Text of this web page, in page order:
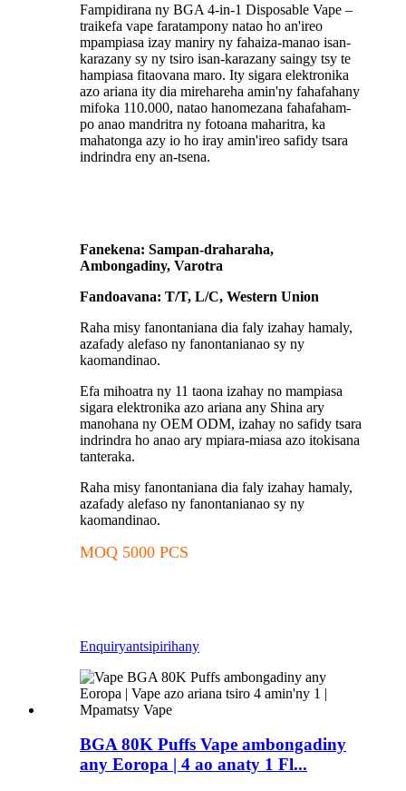
Fampidirana ny BGA 4-in-1 Disposable Vape –
traikefa vape faratampony natao ho an'ireo
mpampiasa izay maniry ny fahaiza-manao isan-
karazany sy ny tsiro isan-karazany saingy tsy te
hampiasa fitaovana maro. Ity sigara elektronika
azo ariana ity dia mirehareha amin'ny fahafahany
mifoka 110.000, natao hanomezana fahafaham-
po anao mandritra ny fotoana maharitra, ka
mahatonga azy io ho iray amin'ireo safidy tsara
indrindra eny an-tsena.
Fanekena: Sampan-draharaha,
Ambongadiny, Varotra
Fandoavana: T/T, L/C, Western Union
Raha misy fanontaniana dia faly izahay hamaly,
azafady alefaso ny fanontanianao sy ny
kaomandinao.
Efa mihoatra ny 11 taona izahay no mampiasa
sigara elektronika azo ariana any Shina ary
manohana ny OEM ODM, izahay no safidy tsara
indrindra ho anao ary mpiara-miasa azo itokisana
tanteraka.
Raha misy fanontaniana dia faly izahay hamaly,
azafady alefaso ny fanontanianao sy ny
kaomandinao.
MOQ 5000 PCS
Enquiryantsipirihany
BGA 80K Puffs Vape ambongadiny
any Eoropa | 4 ao anaty 1 Fl...